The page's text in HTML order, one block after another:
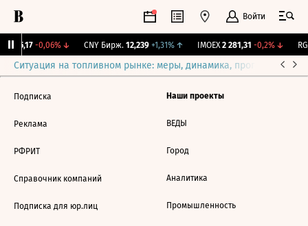
Войти
115,17 -0,06%↓ CNY Бирж. 12,239 +1,31%↑ IMOEX 2 281,31 -0,2%↓
Ситуация на топливном рынке: меры, динамика, прогнозы
Подписка
Реклама
РФРИТ
Справочник компаний
Подписка для юр.лиц
Наши проекты
ВЕДЫ
Город
Аналитика
Промышленность